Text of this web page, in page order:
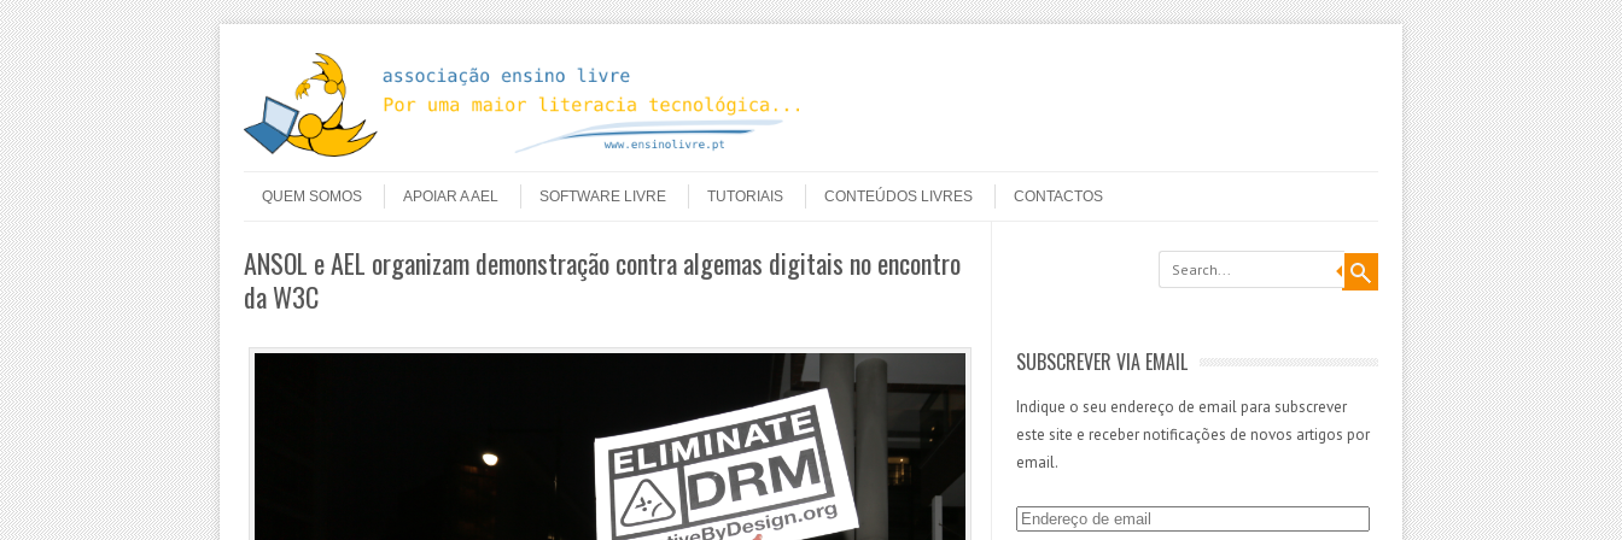
Menu
QUEM SOMOS
APOIAR A AEL SOFTWARE LIVRE TUTORIAIS CONTEÚDOS LIVRES CONTACTOS
ANSOL e AEL organizam demonstração contra algemas digitais no encontro
da W3C
SUBSCREVER VIA EMAIL
Indique o seu endereço de email para subscrever
este site e receber notificações de novos artigos por
email.
E